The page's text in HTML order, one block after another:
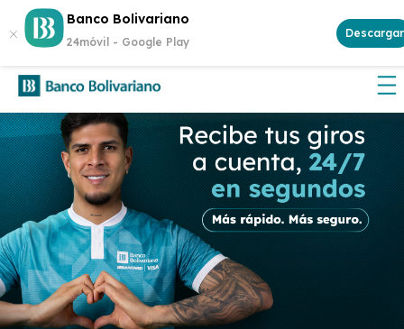
Banco Bolivariano
24móvil - Google Play
Descargar
¡Gana $500 cada semana!Abre tu cuenta
Aplican
términos y condiciones